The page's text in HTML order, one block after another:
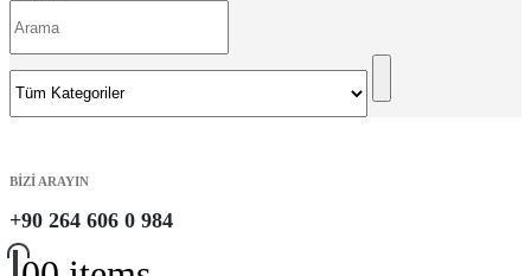
BİZİ ARAYIN
+90 264 606 0 984